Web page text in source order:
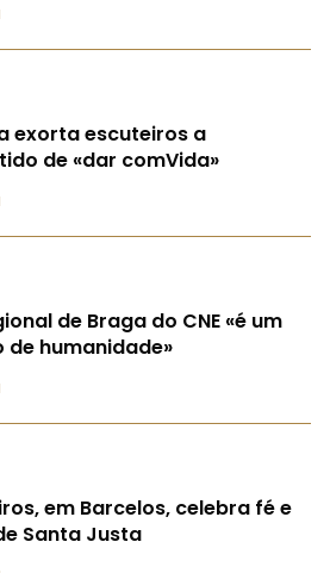
exorta escuteiros a
de «dar comVida»
de Braga do CNE «é um
humanidade»
em Barcelos, celebra fé e
Santa Justa